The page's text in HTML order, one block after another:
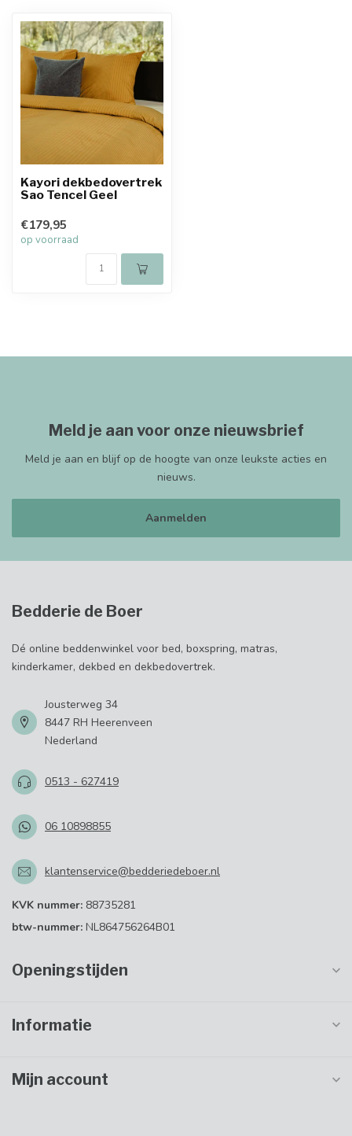
Kayori dekbedovertrek
Sao Tencel Geel
€179,95
op voorraad
Meld je aan voor onze nieuwsbrief
Meld je aan en blijf op de hoogte van onze leukste acties en
nieuws.
Aanmelden
Bedderie de Boer
Dé online beddenwinkel voor bed, boxspring, matras,
kinderkamer, dekbed en dekbedovertrek.
Jousterweg 34
8447 RH Heerenveen
Nederland
0513 - 627419
06 10898855
klantenservice@bedderiedeboer.nl
KVK nummer: 88735281
btw-nummer: NL864756264B01
Openingstijden
Informatie
Mijn account